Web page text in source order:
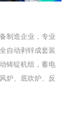
制造企业，专业
自动剥锌成套装
铸锭机组，蓄电
炉、底吹炉、反